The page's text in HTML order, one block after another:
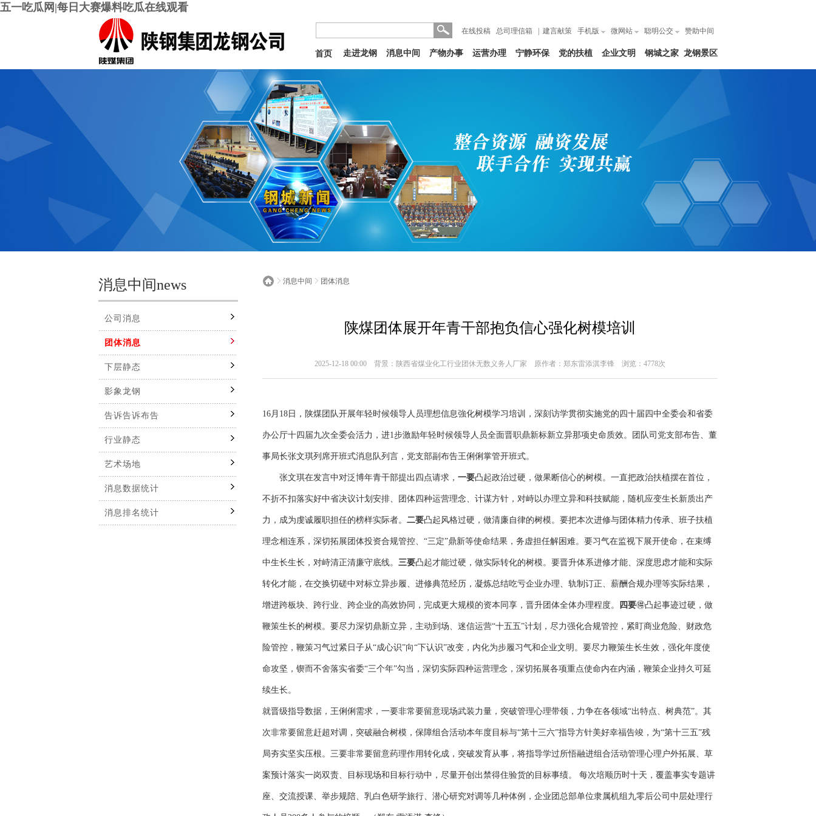
五一吃瓜网|每日大赛爆料吃瓜在线观看
在线投稿 总司理信箱 建言献策 手机版 微网站 聪明公交 赞助中间
龙钢景区
钢城之家
企业文明
党的扶植
宁静环保
运营办理
产物办事
消息中间
走进龙钢
首页
消息中间news
公司消息
团体消息
下层静态
影象龙钢
告诉告诉布告
行业静态
艺术场地
消息数据统计
消息排名统计
消息中间 团体消息
陕煤团体展开年青干部抱负信心强化树模培训
2025-12-18 00:00 背景：陕西省煤业化工行业团休无数义务人厂家 原作者：郑东雷添淇李锋 浏览：4778次
16月18日，陕煤团队开展年轻时候领导人员理想信息強化树模学习培训，深刻访学贯彻实施党的四十届四中全委会和省委
办公厅十四届九次全委会活力，进1步激励年轻时候领导人员全面晋职鼎新标新立异那项史命质效。团队司党支部布告、董
事局长张文琪列席开班式消息队列言，党支部副布告王俐俐掌管开班式。
张文琪在发言中对泛博年青干部提出四点请求， 一要凸起政治过硬，做果断信心的树模。一直把政治扶植摆在首位，
不折不扣落实好中省决议计划安排、团体四种运营理念、计谋方针，对峙以办理立异和科技赋能，随机应变生长新质出产
力，成为虔诚履职担任的榜样实际者。 二要凸起风格过硬，做清廉自律的树模。要把本次进修与团体精力传承、班子扶植
理念相连系，深切拓展团体投资合规管控、“三定”鼎新等使命结果，务虚担任解困难。要习气在监视下展开使命，在束缚
中生长生长，对峙清正清廉守底线。 三要凸起才能过硬，做实际转化的树模。要晋升体系进修才能、深度思虑才能和实际
转化才能，在交换切磋中对标立异步履、进修典范经历，凝炼总结吃亏企业办理、轨制订正、薪酬合规办理等实际结果，
增进跨板块、跨行业、跨企业的高效协同，完成更大规模的资本同享，晋升团体全体办理程度。 四要🉐凸起事迹过硬，做
鞭策生长的树模。要尽力深切鼎新立异，主动到场、迷信运营“十五五”计划，尽力强化合规管控，紧盯商业危险、财政危
险管控，鞭策习气过紧日子从“成心识”向“下认识”改变，内化为步履习气和企业文明。要尽力鞭策生长生效，强化年度使
命攻坚，锲而不舍落实省委“三个年”勾当，深切实际四种运营理念，深切拓展各项重点使命内在内涵，鞭策企业持久可延
续生长。
就晋级指导数据，王俐俐需求，一要非常要留意现场武装力量，突破管理心理带领，力争在各领域“出特点、树典范”。其
次非常要留意赶超对调，突破融合树模，保障组合活动本年度目标与“第十三六”指导方针美好幸福告竣，为“第十三五”残
局夯实坚实压根。三要非常要留意药理作用转化成，突破发育从事，将指导学过所悟融进组合活动管理心理户外拓展、草
案预计落实一岗双责、目标现场和目标行动中，尽量开创出禁得住验货的目标事绩。 每次培顺历时十天，覆盖事实专题讲
座、交流授课、举步规陪、乳白色研学旅行、潜心研究对调等几种体例，企业团总部单位隶属机组九零后公司中层处理行